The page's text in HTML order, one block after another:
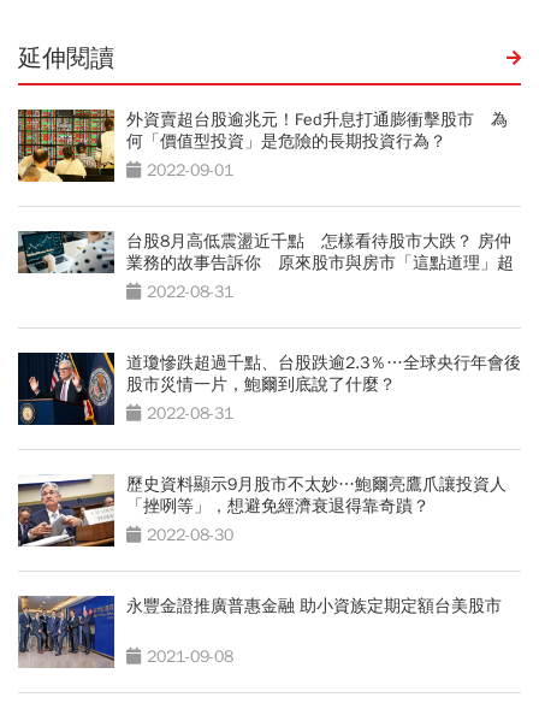
延伸閱讀
外資賣超台股逾兆元！Fed升息打通膨衝擊股市 為
何「價值型投資」是危險的長期投資行為？
2022-09-01
台股8月高低震盪近千點 怎樣看待股市大跌？ 房仲
業務的故事告訴你 原來股市與房市「這點道理」超
像 2022-08-31
道瓊慘跌超過千點、台股跌逾2.3％…全球央行年會後
股市災情一片，鮑爾到底說了什麼？
2022-08-31
歷史資料顯示9月股市不太妙…鮑爾亮鷹爪讓投資人
「挫咧等」，想避免經濟衰退得靠奇蹟？
2022-08-30
永豐金證推廣普惠金融 助小資族定期定額台美股市
2021-09-08